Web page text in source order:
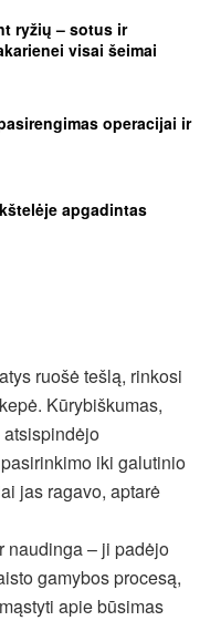
ryžių – sotus ir
visai šeimai
operacijai ir
apgadintas
ruošė tešlą, rinkosi
Kūrybiškumas,
iki galutinio
jas ragavo, aptarė
naudinga – ji padėjo
gamybos procesą,
apie būsimas